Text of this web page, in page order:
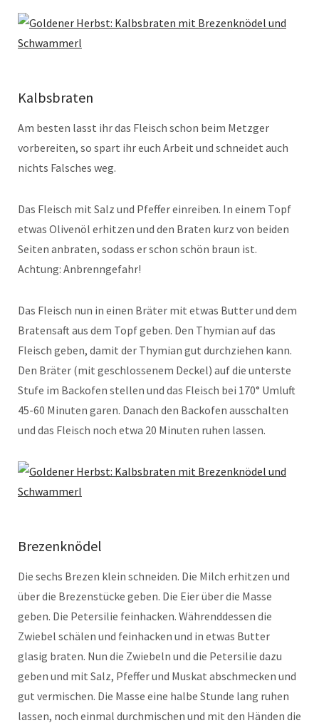
Kalbsbraten
Am besten lasst ihr das Fleisch schon beim Metzger
vorbereiten, so spart ihr euch Arbeit und schneidet auch
nichts Falsches weg.
Das Fleisch mit Salz und Pfeffer einreiben. In einem Topf
etwas Olivenöl erhitzen und den Braten kurz von beiden
Seiten anbraten, sodass er schon schön braun ist.
Achtung: Anbrenngefahr!
Das Fleisch nun in einen Bräter mit etwas Butter und dem
Bratensaft aus dem Topf geben. Den Thymian auf das
Fleisch geben, damit der Thymian gut durchziehen kann.
Den Bräter (mit geschlossenem Deckel) auf die unterste
Stufe im Backofen stellen und das Fleisch bei 170° Umluft
45-60 Minuten garen. Danach den Backofen ausschalten
und das Fleisch noch etwa 20 Minuten ruhen lassen.
Brezenknödel
Die sechs Brezen klein schneiden. Die Milch erhitzen und
über die Brezenstücke geben. Die Eier über die Masse
geben. Die Petersilie feinhacken. Währenddessen die
Zwiebel schälen und feinhacken und in etwas Butter
glasig braten. Nun die Zwiebeln und die Petersilie dazu
geben und mit Salz, Pfeffer und Muskat abschmecken und
gut vermischen. Die Masse eine halbe Stunde lang ruhen
lassen, noch einmal durchmischen und mit den Händen die